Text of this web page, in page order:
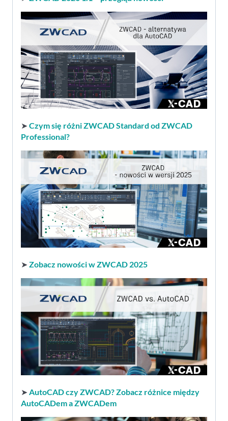
➤ Czym się różni ZWCAD Standard od ZWCAD
Professional?
➤ Zobacz nowości w ZWCAD 2025
➤ AutoCAD czy ZWCAD? Zobacz różnice między
AutoCADem a ZWCADem